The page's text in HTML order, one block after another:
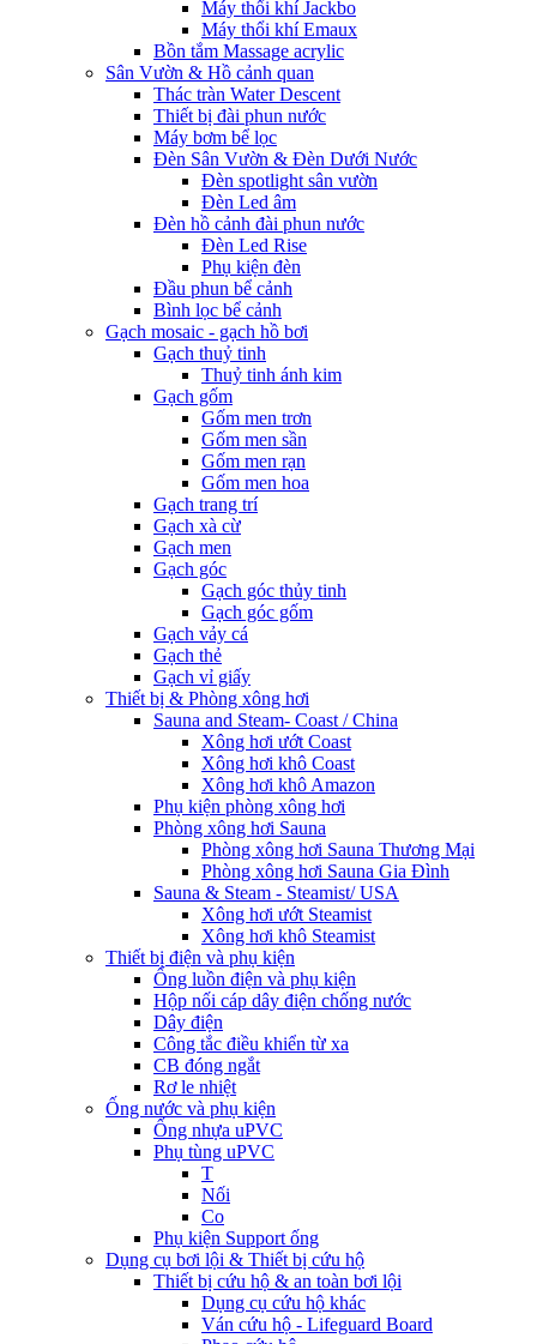
Máy thổi khí Jackbo
Máy thổi khí Emaux
Bồn tắm Massage acrylic
Sân Vườn & Hồ cảnh quan
Thác tràn Water Descent
Thiết bị đài phun nước
Máy bơm bể lọc
Đèn Sân Vườn & Đèn Dưới Nước
Đèn spotlight sân vườn
Đèn Led âm
Đèn hồ cảnh đài phun nước
Đèn Led Rise
Phụ kiện đèn
Đầu phun bể cảnh
Bình lọc bể cảnh
Gạch mosaic - gạch hồ bơi
Gạch thuỷ tinh
Thuỷ tinh ánh kim
Gạch gốm
Gốm men trơn
Gốm men sần
Gốm men rạn
Gốm men hoa
Gạch trang trí
Gạch xà cừ
Gạch men
Gạch góc
Gạch góc thủy tinh
Gạch góc gốm
Gạch vảy cá
Gạch thẻ
Gạch vỉ giấy
Thiết bị & Phòng xông hơi
Sauna and Steam- Coast / China
Xông hơi ướt Coast
Xông hơi khô Coast
Xông hơi khô Amazon
Phụ kiện phòng xông hơi
Phòng xông hơi Sauna
Phòng xông hơi Sauna Thương Mại
Phòng xông hơi Sauna Gia Đình
Sauna & Steam - Steamist/ USA
Xông hơi ướt Steamist
Xông hơi khô Steamist
Thiết bị điện và phụ kiện
Ống luồn điện và phụ kiện
Hộp nối cáp dây điện chống nước
Dây điện
Công tắc điều khiển từ xa
CB đóng ngắt
Rơ le nhiệt
Ống nước và phụ kiện
Ống nhựa uPVC
Phụ tùng uPVC
T
Nối
Co
Phụ kiện Support ống
Dụng cụ bơi lội & Thiết bị cứu hộ
Thiết bị cứu hộ & an toàn bơi lội
Dụng cụ cứu hộ khác
Ván cứu hộ - Lifeguard Board